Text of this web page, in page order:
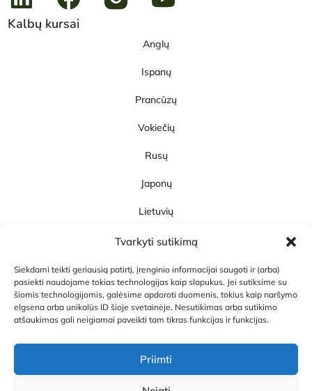
Tvarkyti sutikimą
Siekdami teikti geriausią patirtį, įrenginio informacijai saugoti ir (arba)
pasiekti naudojame tokias technologijas kaip slapukus. Jei sutiksime su
šiomis technologijomis, galėsime apdoroti duomenis, tokius kaip naršymo
elgsena arba unikalūs ID šioje svetainėje. Nesutikimas arba sutikimo
atšaukimas gali neigiamai paveikti tam tikras funkcijas ir funkcijas.
Priimti
Kalbų kursai
Anglų
Ispanų
Prancūzų
Vokiečių
Rusų
Japonų
Lietuvių
Apie SpeakUp!
Straipsniai ir Naujienos
Karjera